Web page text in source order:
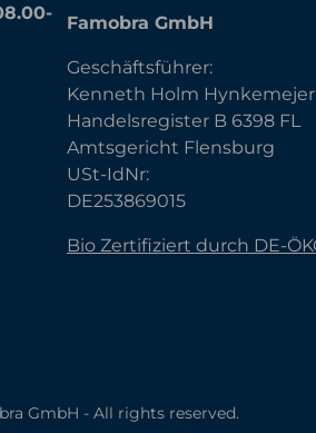
Famobra GmbH
Geschäftsführer:
Kenneth Holm Hynkemejer
Handelsregister B 6398 FL
Amtsgericht Flensburg
USt-IdNr:
DE253869015
Bio Zertifiziert durch DE-
GmbH - All rights reserved.